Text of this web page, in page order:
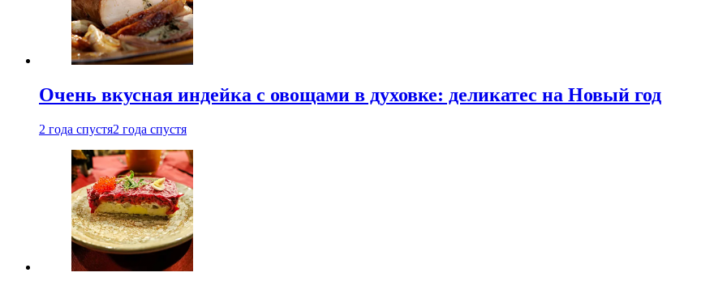
Очень вкусная индейка с овощами в духовке: деликатес на Новый год
2 года спустя2 года спустя